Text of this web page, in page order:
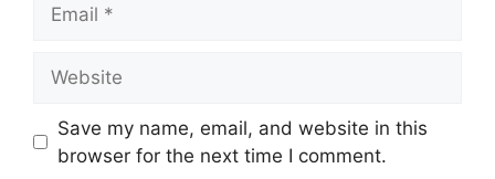
Save my name, email, and website in this
browser for the next time I comment.